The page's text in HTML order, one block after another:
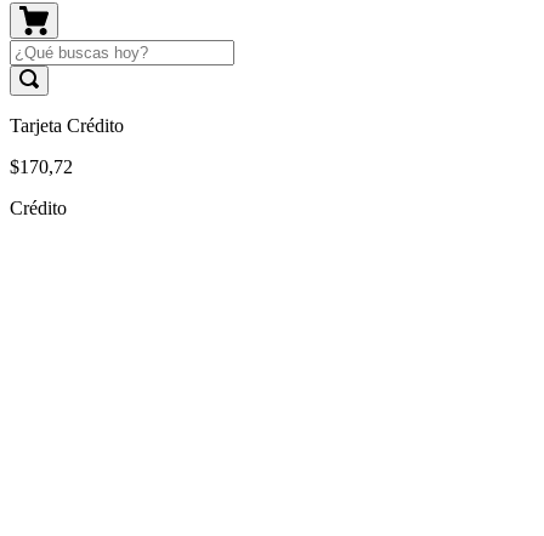
Tarjeta Crédito
$170,72
Crédito